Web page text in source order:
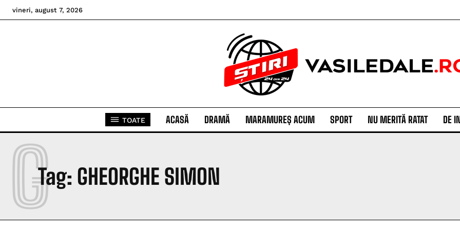
vineri, august 7, 2026
TOATE ACASĂ DRAMĂ MARAMUREȘ ACUM SPORT NU MERITĂ RATAT DE
Tag: GHEORGHE SIMON
G